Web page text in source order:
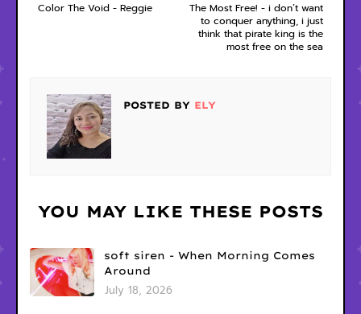
The Most Free! - i don’t want
to conquer anything, i just
think that pirate king is the
most free on the sea
Color The Void - Reggie
POSTED BY ELY
YOU MAY LIKE THESE POSTS
soft siren - When Morning Comes
Around
July 18, 2026